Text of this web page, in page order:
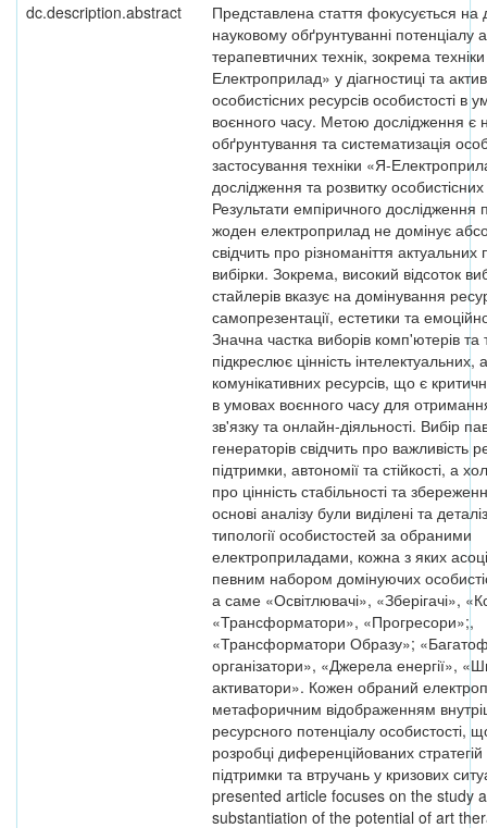
dc.description.abstract
Представлена стаття фокусується на
науковому обґрунтуванні потенціалу
терапевтичних технік, зокрема
Електроприлад» у діагностиці та
особистісних ресурсів особистості в
воєнного часу. Метою дослідження є
обґрунтування та систематизація
застосування техніки «Я-
дослідження та розвитку особистісних
Результати емпіричного
жоден електроприлад не домінує
свідчить про різноманіття актуальних
вибірки. Зокрема, високий відсоток
стайлерів вказує на домінування
самопрезентації, естетики та
Значна частка виборів комп'ютерів та
підкреслює цінність інтелектуальних,
комунікативних ресурсів, що є
в умовах воєнного часу для
зв'язку та онлайн-діяльності. Вибір
генераторів свідчить про важливість
підтримки, автономії та стійкості, а
про цінність стабільності та
основі аналізу були виділені та
типології особистостей за обраними
електроприладами, кожна з яких
певним набором домінуючих
а саме «Освітлювачі», «Зберігачі»,
«Трансформатори», «Прогресори»;,
«Трансформатори Образу»;
організатори», «Джерела енергії»,
активатори». Кожен обраний
метафоричним відображенням
ресурсного потенціалу особистості,
розробці диференційованих стратегій
підтримки та втручань у кризових
presented article focuses on the study
substantiation of the potential of art